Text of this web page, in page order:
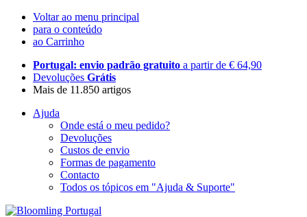
Voltar ao menu principal
para o conteúdo
ao Carrinho
Portugal: envio padrão gratuito a partir de € 64,90
Devoluções Grátis
Mais de 11.850 artigos
Ajuda
Onde está o meu pedido?
Devoluções
Custos de envio
Formas de pagamento
Contacto
Todos os tópicos em "Ajuda & Suporte"